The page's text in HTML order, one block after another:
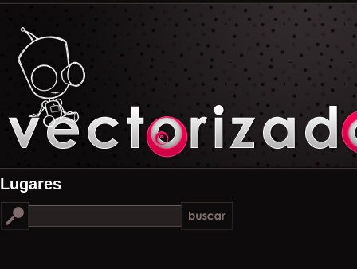
Lugares